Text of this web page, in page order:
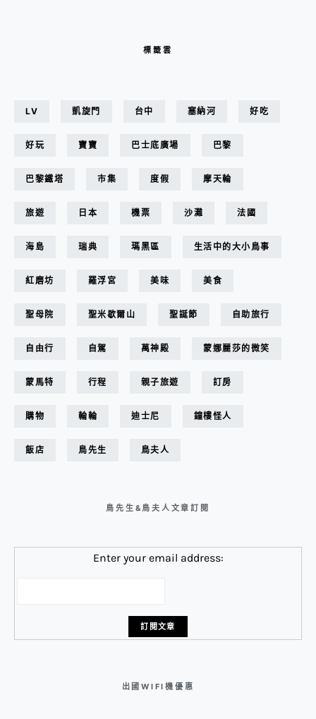
標籤雲
LV 凱旋門 台中 塞納河 好吃
好玩 寶寶 巴士底廣場 巴黎
巴黎鐵塔 市集 度假 摩天輪
旅遊 日本 機票 沙灘 法國
海島 瑞典 瑪黑區 生活中的大小鳥事
紅磨坊 羅浮宮 美味 美食
聖母院 聖米歇爾山 聖誕節 自助旅行
自由行 自駕 萬神殿 蒙娜麗莎的微笑
蒙馬特 行程 親子旅遊 訂房
購物 輪輪 迪士尼 鐘樓怪人
飯店 鳥先生 鳥夫人
鳥先生&鳥夫人文章訂閱
Enter your email address:
出國WIFI機優惠